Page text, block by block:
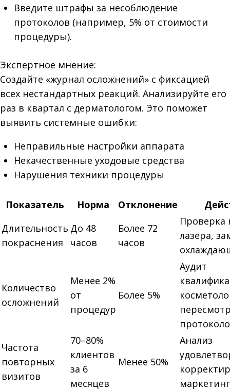
Введите штрафы за несоблюдение
протоколов (например, 5% от стоимости
процедуры).
Экспертное мнение:
Создайте «журнал осложнений» с фиксацией
всех нестандартных реакций. Анализируйте его
раз в квартал с дерматологом. Это поможет
выявить системные ошибки:
Неправильные настройки аппарата
Некачественные уходовые средства
Нарушения техники процедуры
Показатель Норма Отклонение
Длительность
покраснения
До 48
часов
Более 72
часов
Проверка
лазера,
Количество
осложнений
Менее 2%
от
процедур
Более 5%
Аудит
Частота
повторных
визитов
70–80%
клиентов
за 6
месяцев
Менее 50%
Анализ